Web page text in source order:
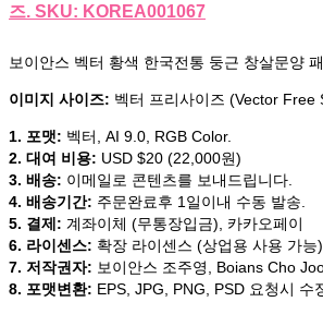
즈. SKU: KOREA001067
보이안스 벡터 황색 한국전통 둥근 창살문양
이미지 사이즈: 벡터 프리사이즈 (Vector Free
1. 포맷: 벡터, AI 9.0, RGB Color.
2. 대여 비용: USD $20 (22,000원)
3. 배송: 이메일로 콘텐츠를 보내드립니다.
4. 배송기간: 주문완료후 1일이내 수동 발송.
5. 결제: 계좌이체 (무통장입금), 카카오페이
6. 라이센스: 확장 라이센스 (상업용 사용 가능)
7. 저작권자: 보이안스 조주영, Boians Cho
8. 포맷변환: EPS, JPG, PNG, PSD 요청시 수